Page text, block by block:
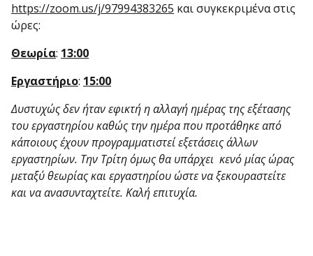
https://zoom.us/j/97994383265 και συγκεκριμένα στις
ώρες:
Θεωρία: 13:00
Εργαστήριο: 15:00
Δυστυχώς δεν ήταν εφικτή η αλλαγή ημέρας της εξέτασης
του εργαστηρίου καθώς την ημέρα που προτάθηκε από
κάποιους έχουν προγραμματιστεί εξετάσεις άλλων
εργαστηρίων. Την Τρίτη όμως θα υπάρχει κενό μίας ώρας
μεταξύ θεωρίας και εργαστηρίου ώστε να ξεκουραστείτε
και να ανασυνταχτείτε. Καλή επιτυχία.